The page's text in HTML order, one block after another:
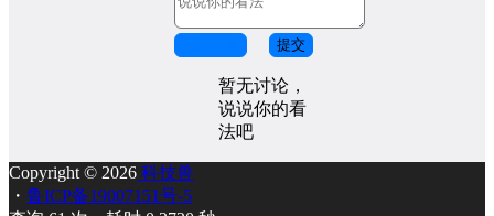
提交
暂无讨论，
说说你的看
法吧
Copyright © 2026 科技兽
・ 鲁ICP备19007151号-5